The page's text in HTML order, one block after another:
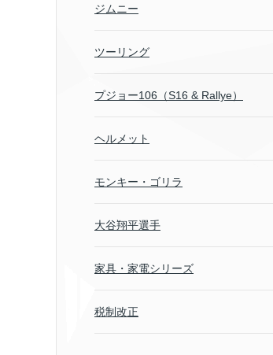
ジムニー
ツーリング
プジョー106（S16 & Rallye）
ヘルメット
モンキー・ゴリラ
大谷翔平選手
家具・家電シリーズ
税制改正